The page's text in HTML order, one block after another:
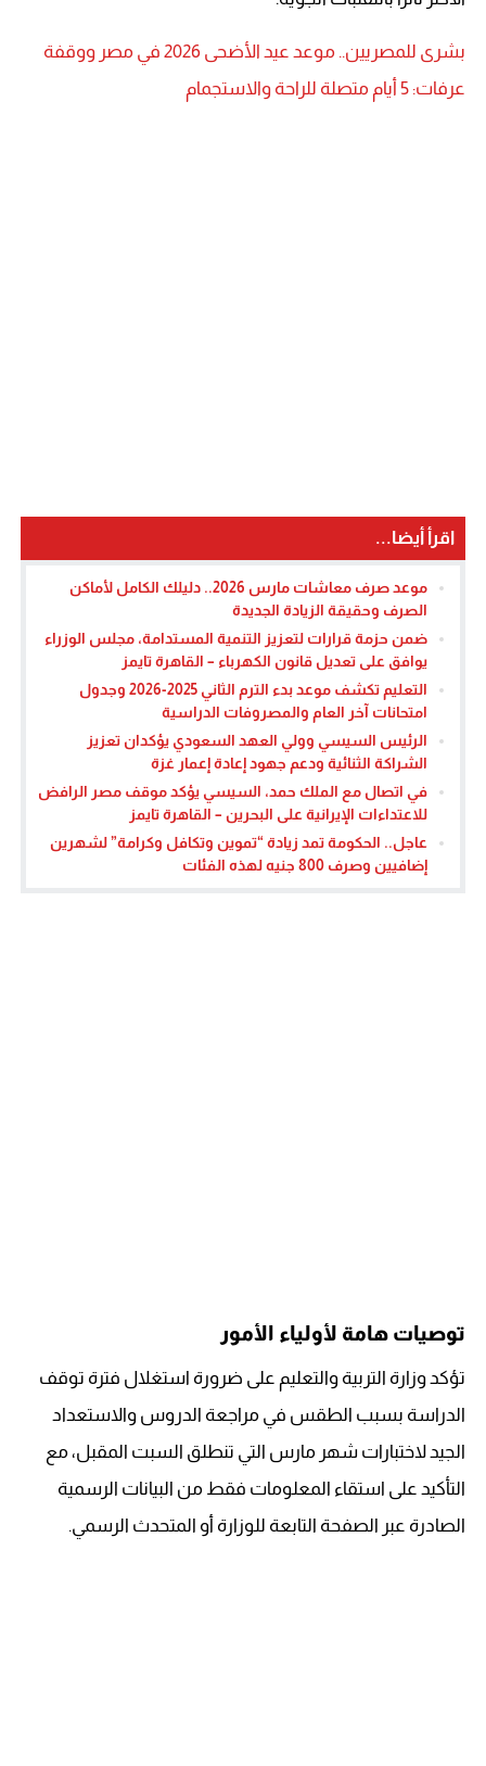
بشرى للمصريين.. موعد عيد الأضحى 2026 في مصر ووقفة
عرفات: 5 أيام متصلة للراحة والاستجمام
اقرأ أيضا...
موعد صرف معاشات مارس 2026.. دليلك الكامل لأماكن
الصرف وحقيقة الزيادة الجديدة
ضمن حزمة قرارات لتعزيز التنمية المستدامة، مجلس الوزراء
يوافق على تعديل قانون الكهرباء – القاهرة تايمز
التعليم تكشف موعد بدء الترم الثاني 2025-2026 وجدول
امتحانات آخر العام والمصروفات الدراسية
الرئيس السيسي وولي العهد السعودي يؤكدان تعزيز
الشراكة الثنائية ودعم جهود إعادة إعمار غزة
في اتصال مع الملك حمد، السيسي يؤكد موقف مصر الرافض
للاعتداءات الإيرانية على البحرين – القاهرة تايمز
عاجل.. الحكومة تمد زيادة “تموين وتكافل وكرامة” لشهرين
إضافيين وصرف 800 جنيه لهذه الفئات
توصيات هامة لأولياء الأمور
تؤكد وزارة التربية والتعليم على ضرورة استغلال فترة توقف
الدراسة بسبب الطقس في مراجعة الدروس والاستعداد
الجيد لاختبارات شهر مارس التي تنطلق السبت المقبل، مع
التأكيد على استقاء المعلومات فقط من البيانات الرسمية
الصادرة عبر الصفحة التابعة للوزارة أو المتحدث الرسمي.